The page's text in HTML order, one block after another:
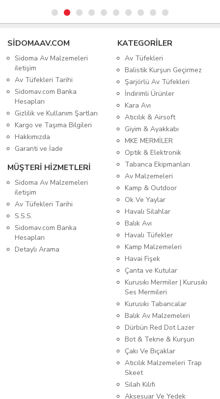
SIDOMAAV.COM
Sidoma Av Malzemeleri
iletişim
Av Tüfekleri Tarihi
Sidomav.com Banka
Hesapları
Gizlilik ve Kullanım Şartları
Kargo ve Taşıma Bilgileri
Hakkımızda
Garanti ve İade
MÜŞTERİ HİZMETLERİ
Sidoma Av Malzemeleri
iletişim
Av Tüfekleri Tarihi
S.S.S.
Sidomav.com Banka
Hesapları
Detaylı Arama
KATEGORİLER
Av Tüfekleri
Balistik Kurşun Geçirmez
Şarjörlü Av Tüfekleri
İndirimli Ürünler
Kara Avı
Atıcılık & Airsoft
Giyim & Ayakkabı
MKE MERMİLER
Optik & Elektronik
Tabanca Ekipmanları
Av Malzemeleri
Kamp & Outdoor
Ok Ve Yaylar
Havalı Silahlar
Balık Avı
Havalı Tüfekler
Kamp Malzemeleri
Havai Fişek
Çanta ve Kutular
Kurusıkı Mermiler | Kurusıkı
Ses Mermileri
Kurusıkı Tabancalar
Balık Av Malzemeleri
Dürbün Red Dot Lazer
Bot & Tekne & Kurşun
Çakı Ve Bıçaklar
Atıcılık Malzemeleri Trap
Skeet
Silah Kılıfı
Aksesuar Ve Yedek